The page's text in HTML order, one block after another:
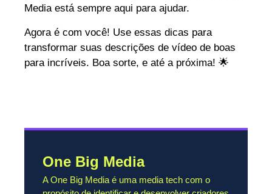
Media está sempre aqui para ajudar.
Agora é com você! Use essas dicas para
transformar suas descrições de vídeo de boas
para incríveis. Boa sorte, e até a próxima! 🌟
One Big Media
A One Big Media é uma media tech com o